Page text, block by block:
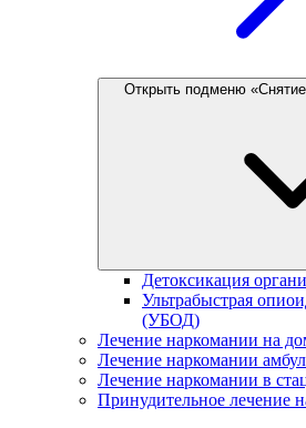
Открыть подменю
Детоксикация
Ультрабыстрая
(УБОД)
Лечение наркомании на
Лечение наркомании
Лечение наркомании в
Принудительное лечение